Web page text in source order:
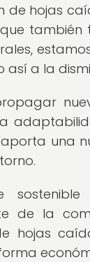
de hojas
también
así a la
una
de la
hojas